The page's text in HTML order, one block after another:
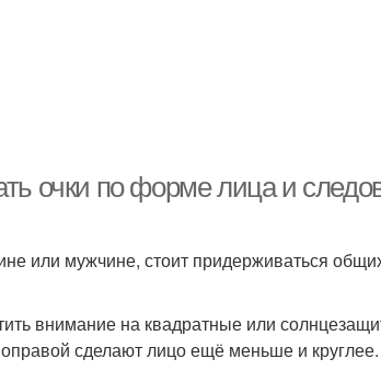
очки по форме лица и
или мужчине, стоит придерживаться
внимание на квадратные или
сделают лицо ещё меньше и круглее.